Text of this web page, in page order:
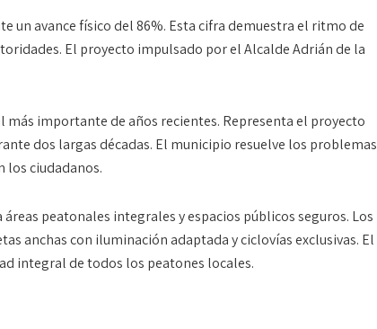
un avance físico del 86%. Esta cifra demuestra el ritmo de
El proyecto impulsado por el Alcalde Adrián de la
más importante de años recientes. Representa el proyecto
dos largas décadas. El municipio resuelve los problemas
los ciudadanos.
peatonales integrales y espacios públicos seguros. Los
anchas con iluminación adaptada y ciclovías exclusivas. El
integral de todos los peatones locales.